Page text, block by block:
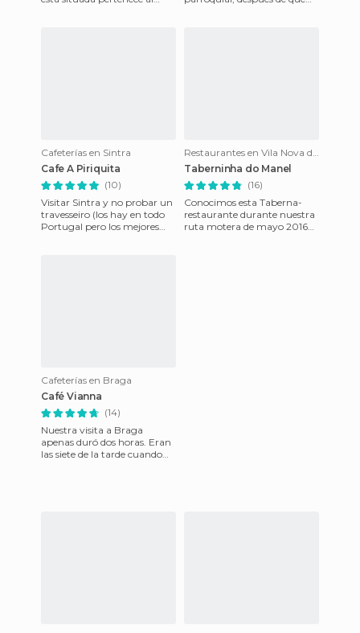
Cafeterías en Sintra
Cafe A Piriquita
(10)
Visitar Sintra y no probar un
travesseiro (los hay en todo
Portugal pero los mejores
Restaurantes en Vila Nova de Gaia
Taberninha do Manel
(16)
Conocimos esta Taberna-
restaurante durante nuestra
ruta motera de mayo 2016
Cafeterías en Braga
Café Vianna
(14)
Nuestra visita a Braga
apenas duró dos horas. Eran
las siete de la tarde cuando